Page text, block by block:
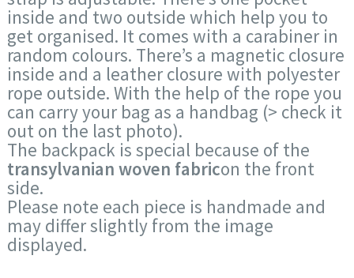
inside and two outside which help you to
get organised. It comes with a carabiner in
random colours. There’s a magnetic closure
inside and a leather closure with polyester
rope outside. With the help of the rope you
can carry your bag as a handbag (> check it
out on the last photo).
The backpack is special because of the
transylvanian woven fabricon the front
side.
Please note each piece is handmade and
may differ slightly from the image
displayed.